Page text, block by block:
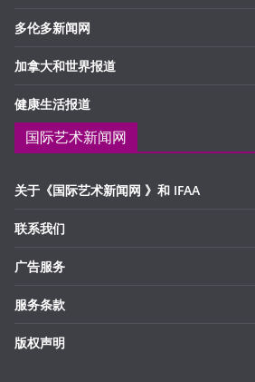
多伦多新闻网
加拿大和世界报道
健康生活报道
国际艺术新闻网
关于《国际艺术新闻网 》和 IFAA
联系我们
广告服务
服务条款
版权声明